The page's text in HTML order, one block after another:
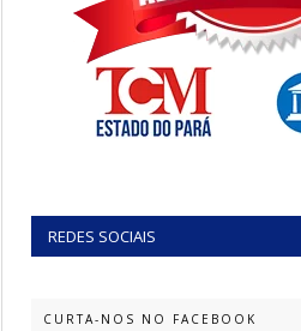
REDES SOCIAIS
CURTA-NOS NO FACEBOOK